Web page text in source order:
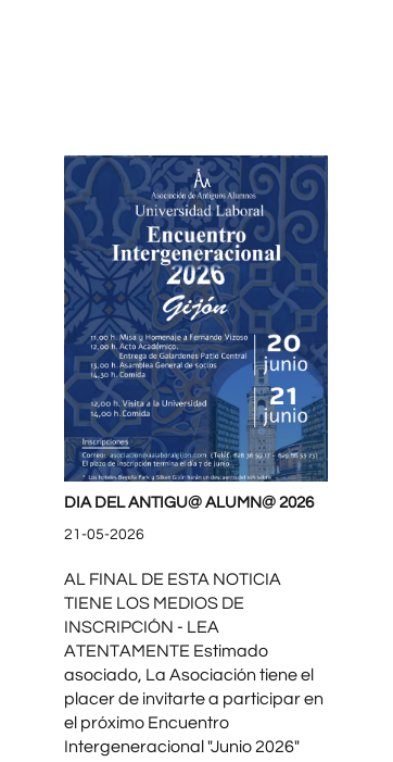
DIA DEL ANTIGU@ ALUMN@ 2026
21-05-2026
AL FINAL DE ESTA NOTICIA
TIENE LOS MEDIOS DE
INSCRIPCIÓN - LEA
ATENTAMENTE Estimado
asociado, La Asociación tiene el
placer de invitarte a participar en
el próximo Encuentro
Intergeneracional "Junio 2026"